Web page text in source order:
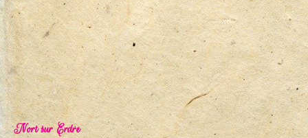
Nort sur Erdre